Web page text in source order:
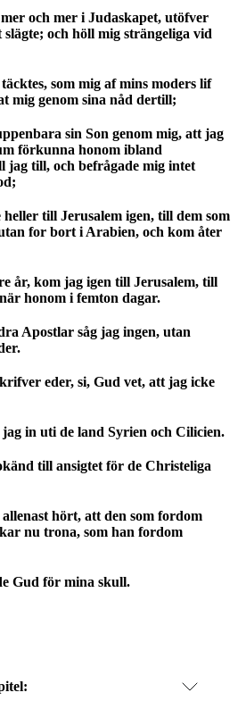
och mer i Judaskapet, utöfver
och höll mig strängeliga vid
som mig af mins moders lif
mig genom sina nåd dertill;
sin Son genom mig, att jag
förkunna honom ibland
jag till, och befrågade mig intet
till Jerusalem igen, till dem som
for bort i Arabien, och kom åter
år, kom jag igen till Jerusalem, till
honom i femton dagar.
Apostlar såg jag ingen, utan
eder, si, Gud vet, att jag icke
in uti de land Syrien och Cilicien.
till ansigtet för de Christeliga
hört, att den som fordom
nu trona, som han fordom
Gud för mina skull.